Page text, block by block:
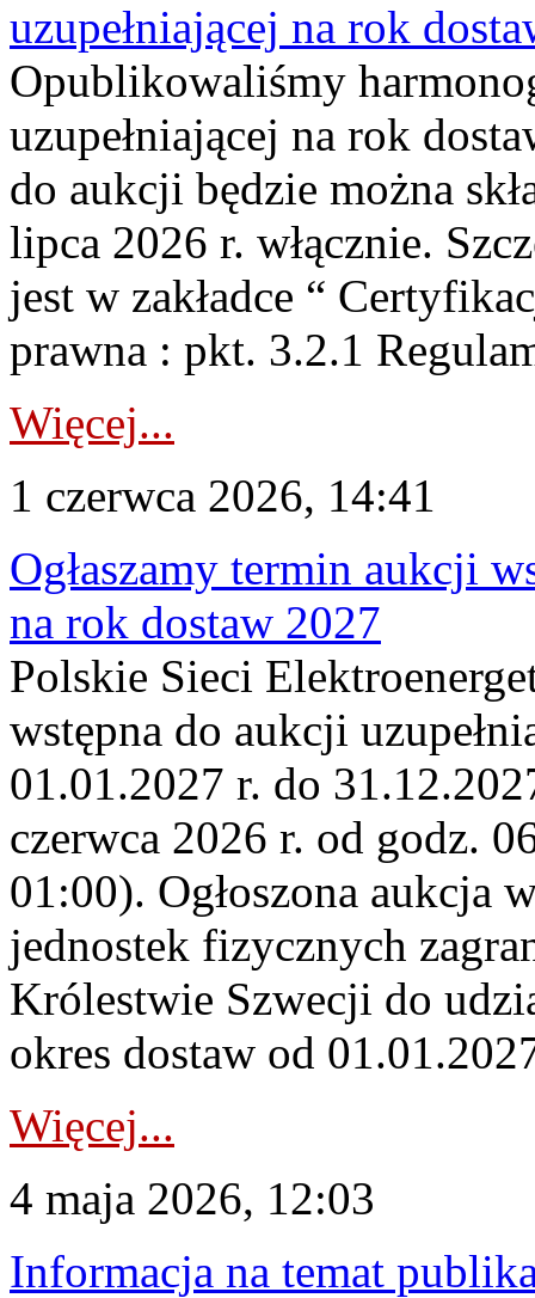
uzupełniającej na rok
Opublikowaliśmy
uzupełniającej na rok
do aukcji będzie można
lipca 2026 r. włącznie.
jest w zakładce “
prawna : pkt. 3.2.1
Więcej...
1 czerwca 2026, 14:41
Ogłaszamy termin aukcji
na rok dostaw 2027
Polskie Sieci
wstępna do aukcji
01.01.2027 r. do
czerwca 2026 r. od godz.
01:00). Ogłoszona aukcja
jednostek fizycznych
Królestwie Szwecji do
okres dostaw od
Więcej...
4 maja 2026, 12:03
Informacja na temat